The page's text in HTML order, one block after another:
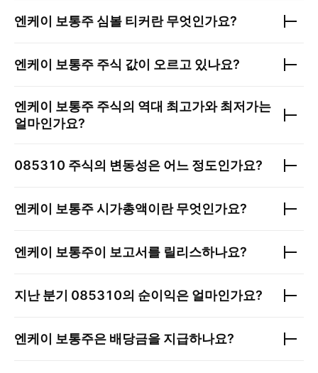
엔케이 보통주 심볼 티커란 무엇인가요?
엔케이 보통주 주식 값이 오르고 있나요?
엔케이 보통주 주식의 역대 최고가와 최저가는
얼마인가요?
085310 주식의 변동성은 어느 정도인가요?
엔케이 보통주시가총액이란 무엇인가요?
엔케이 보통주이 보고서를 릴리스하나요?
지난 분기 085310의 순이익은 얼마인가요?
엔케이 보통주은 배당금을 지급하나요?